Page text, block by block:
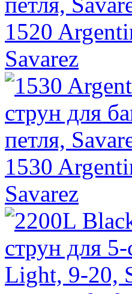
1520
Savarez
1530
Savarez